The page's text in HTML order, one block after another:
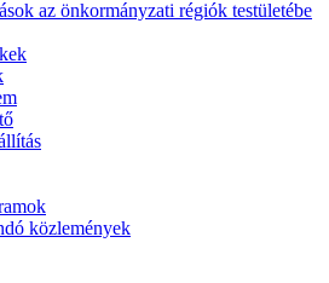
az önkormányzati régiók testületébe
közlemények